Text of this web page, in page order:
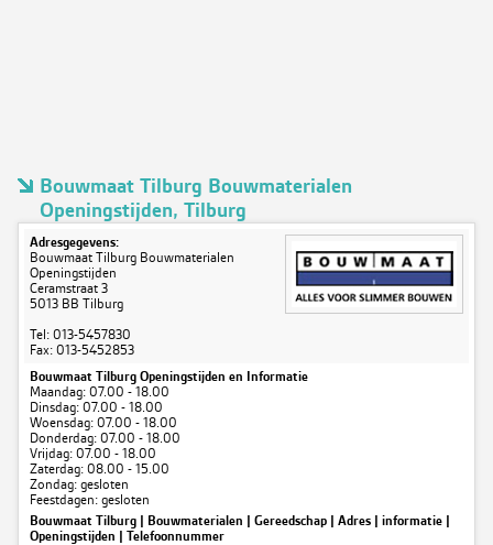
Bouwmaat Tilburg Bouwmaterialen
Openingstijden, Tilburg
Adresgegevens:
Bouwmaat Tilburg Bouwmaterialen
Openingstijden
Ceramstraat 3
5013 BB Tilburg
Tel: 013-5457830
Fax: 013-5452853
Bouwmaat Tilburg Openingstijden en Informatie
Maandag: 07.00 - 18.00
Dinsdag: 07.00 - 18.00
Woensdag: 07.00 - 18.00
Donderdag: 07.00 - 18.00
Vrijdag: 07.00 - 18.00
Zaterdag: 08.00 - 15.00
Zondag: gesloten
Feestdagen: gesloten
Bouwmaat Tilburg | Bouwmaterialen | Gereedschap | Adres | informatie |
Openingstijden | Telefoonnummer